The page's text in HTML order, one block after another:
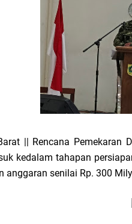
|| Rencana Pemekaran
kedalam tahapan
anggaran senilai Rp. 300